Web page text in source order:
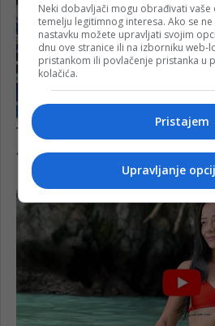
Neki dobavljači mogu obrađivati
temelju legitimnog interesa. Ako se ne
nastavku možete upravljati svojim
dnu ove stranice ili na izborniku web-
pristankom ili povlačenje pristanka u
kolačića.
Pristajem
Upravljanje